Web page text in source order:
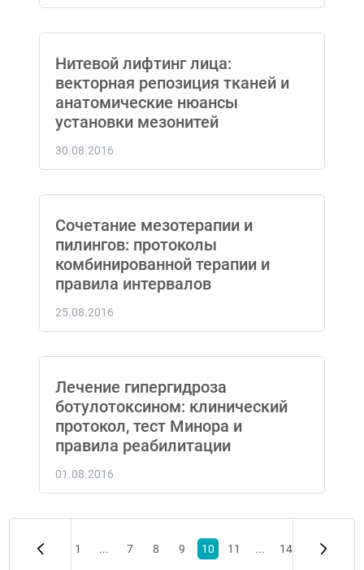
Нитевой лифтинг лица:
векторная репозиция тканей и
анатомические нюансы
установки мезонитей
30.08.2016
Сочетание мезотерапии и
пилингов: протоколы
комбинированной терапии и
правила интервалов
25.08.2016
Лечение гипергидроза
ботулотоксином: клинический
протокол, тест Минора и
правила реабилитации
01.08.2016
1 ... 7 8 9 10 11 ... 14